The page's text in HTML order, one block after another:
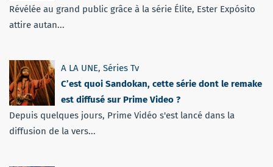
Révélée au grand public grâce à la série Élite, Ester Expósito
attire autan...
A LA UNE, Séries Tv
C’est quoi Sandokan, cette série dont le remake
est diffusé sur Prime Video ?
Depuis quelques jours, Prime Vidéo s'est lancé dans la
diffusion de la vers...